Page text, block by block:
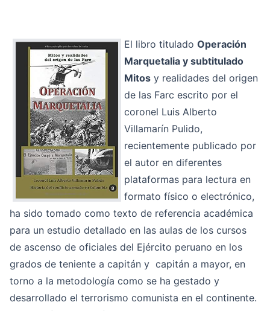
El libro titulado Operación
Marquetalia y subtitulado
Mitos y realidades del origen
de las Farc escrito por el
coronel Luis Alberto
Villamarín Pulido,
recientemente publicado por
el autor en diferentes
plataformas para lectura en
formato físico o electrónico,
ha sido tomado como texto de referencia académica
para un estudio detallado en las aulas de los cursos
de ascenso de oficiales del Ejército peruano en los
grados de teniente a capitán y capitán a mayor, en
torno a la metodología como se ha gestado y
desarrollado el terrorismo comunista en el continente.